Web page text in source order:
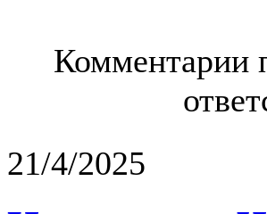
Комментарии
21/4/2025